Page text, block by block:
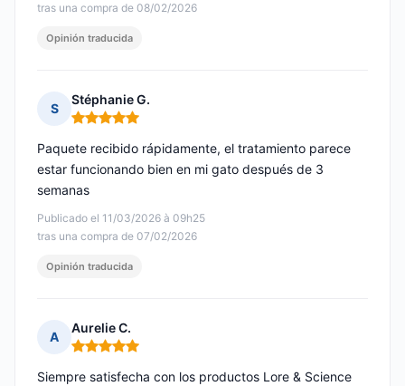
tras una compra de 08/02/2026
Opinión traducida
S
Stéphanie G.
Nota: 5 de 5
Publicado el 11/03/2026 à 09h25
tras una compra de 07/02/2026
Paquete recibido rápidamente, el tratamiento parece
estar funcionando bien en mi gato después de 3
semanas
Opinión traducida
A
Aurelie C.
Nota: 5 de 5
Siempre satisfecha con los productos Lore & Science